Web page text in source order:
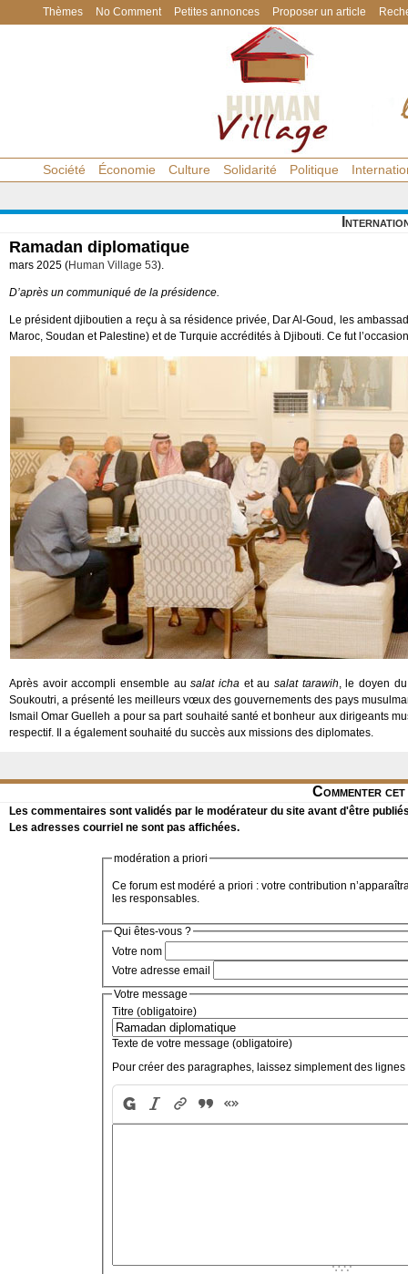
Thèmes No Comment Petites annonces Proposer un article
Société Économie Culture Solidarité Politique
Ramadan diplomatique
mars 2025 (Human Village 53).
D’après un communiqué de la présidence.
Le président djiboutien a reçu à sa résidence privée, Dar Al-Goud, les
Maroc, Soudan et Palestine) et de Turquie accrédités à Djibouti. Ce fut
Après avoir accompli ensemble ausalat icha et ausalat tarawih, le doyen
Soukoutri, a présenté les meilleurs vœux des gouvernements des pays
Ismail Omar Guelleh a pour sa part souhaité santé et bonheur aux dirigeants
respectif. Il a également souhaité du succès aux missions des diplomates.
Commenter
Les commentaires sont validés par le modérateur du site avant d'être
Les adresses courriel ne sont pas affichées.
modération a priori
Ce forum est modéré a priori : votre contribution
les responsables.
Qui êtes-vous ?
Votre nom
Votre adresse email
Votre message
Titre (obligatoire)
Texte de votre message (obligatoire)
Pour créer des paragraphes, laissez simplement des lignes